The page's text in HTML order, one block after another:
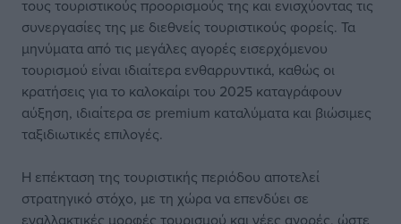
τους τουριστικούς προορισμούς της και ενισχύοντας τις
συνεργασίες της με διεθνείς τουριστικούς φορείς. Τα
μηνύματα από τις μεγάλες αγορές εισερχόμενου
τουρισμού είναι ιδιαίτερα ενθαρρυντικά, καθώς οι
κρατήσεις για το καλοκαίρι του 2025 καταγράφουν
αύξηση, ιδιαίτερα σε premium καταλύματα και βιώσιμες
ταξιδιωτικές επιλογές.
Η επέκταση της τουριστικής περιόδου αποτελεί
στρατηγικό στόχο, με τη χώρα να επενδύει σε
εναλλακτικές μορφές τουρισμού και νέες αγορές, ώστε